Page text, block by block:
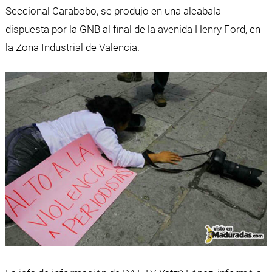
Seccional Carabobo, se produjo en una alcabala
dispuesta por la GNB al final de la avenida Henry Ford, en
la Zona Industrial de Valencia.